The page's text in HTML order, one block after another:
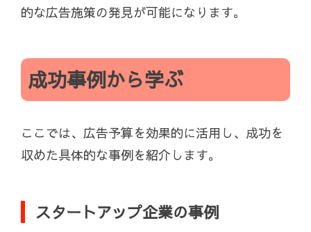
的な広告施策の発見が可能になります。
成功事例から学ぶ
ここでは、広告予算を効果的に活用し、成功を
収めた具体的な事例を紹介します。
スタートアップ企業の事例